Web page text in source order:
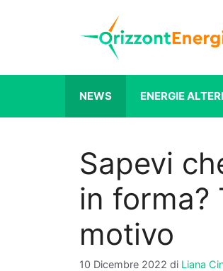
NEWS ENERGIE
Sapevi
in forma?
motivo
10 Dicembre 2022 di Liana